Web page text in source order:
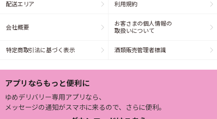
配送エリア 利用規約
会社概要
お客さまの個人情報の
取扱いについて
特定商取引法に基づく表示 酒類販売管理者標識
アプリならもっと便利に
ゆめデリバリー専用アプリなら、
メッセージの通知がスマホに来るので、さらに便利。